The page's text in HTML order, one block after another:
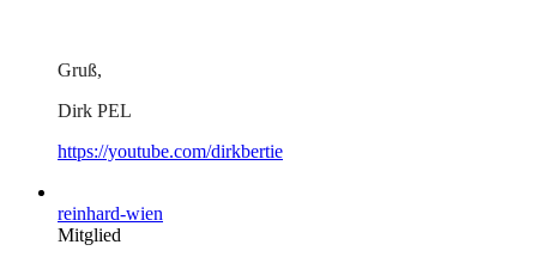
Gruß,
Dirk PEL
https://youtube.com/dirkbertie
reinhard-wien
Mitglied